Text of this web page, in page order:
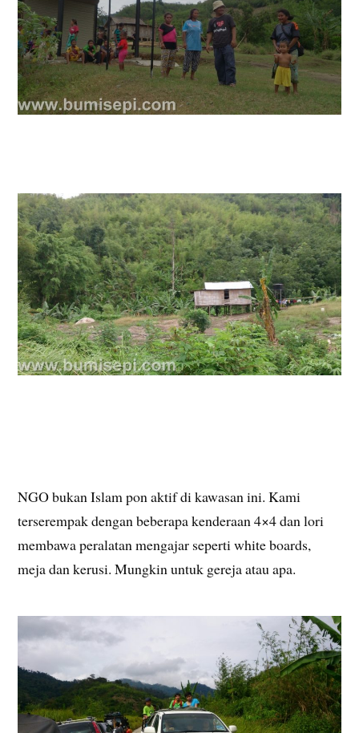
NGO bukan Islam pon aktif di kawasan ini. Kami
terserempak dengan beberapa kenderaan 4×4 dan lori
membawa peralatan mengajar seperti white boards,
meja dan kerusi. Mungkin untuk gereja atau apa.